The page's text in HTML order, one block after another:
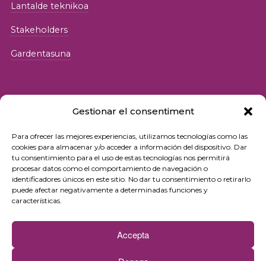
Gestionar el consentiment
Para ofrecer las mejores experiencias, utilizamos tecnologías como las
cookies para almacenar y/o acceder a información del dispositivo. Dar
tu consentimiento para el uso de estas tecnologías nos permitirá
procesar datos como el comportamiento de navegación o
identificadores únicos en este sitio. No dar tu consentimiento o retirarlo
puede afectar negativamente a determinadas funciones y
características.
Accepta
Lantalde teknikoa
Stakeholders
Gardentasuna
© 2026 Fundació iSocial
Pribatutasun-politika
Erabilera-baldintzak
Cookie politika
Kontaktua